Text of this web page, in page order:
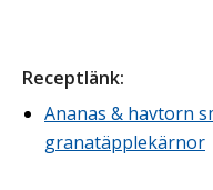
Receptlänk:
Ananas & havtorn
granatäpplekärnor